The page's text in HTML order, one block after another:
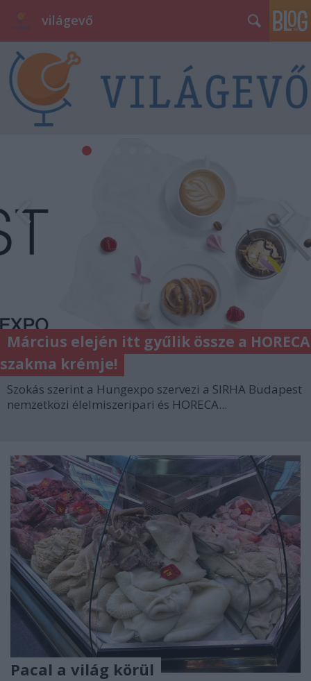
világevő
Március elején itt gyűlik össze a HORECA
szakma krémje!
Szokás szerint a Hungexpo szervezi a SIRHA Budapest
nemzetközi élelmiszeripari és HORECA...
Pacal a világ körül